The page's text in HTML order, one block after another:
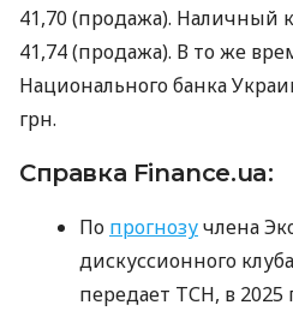
41,70 (продажа). Наличный
41,74 (продажа). В то же
Национального банка
грн.
Справка Finance.ua:
По прогнозучлена
дискуссионного
передает ТСН, в 2025